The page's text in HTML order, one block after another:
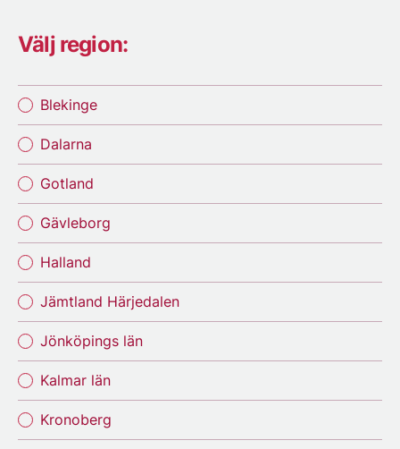
Välj region:
Blekinge
Dalarna
Gotland
Gävleborg
Halland
Jämtland Härjedalen
Jönköpings län
Kalmar län
Kronoberg